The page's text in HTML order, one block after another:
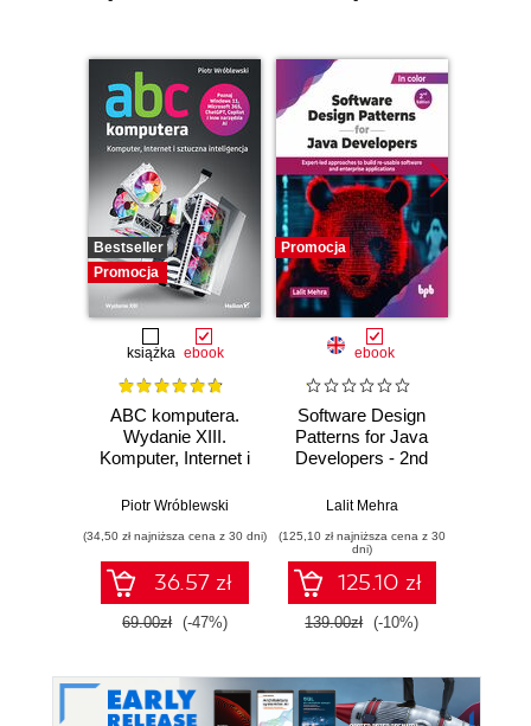
Bestseller
Promocja
książka ebook
ABC komputera.
Wydanie XIII.
Komputer, Internet i
inteligencja
Piotr Wróblewski
(34,50 zł najniższa cena z 30 dni)
36.57 zł
69.00zł (-47%)
Promocja
ebook
Software Design
Patterns for Java
Developers - 2nd
Lalit Mehra
(125,10 zł najniższa cena z 30
dni)
125.10 zł
139.00zł (-10%)